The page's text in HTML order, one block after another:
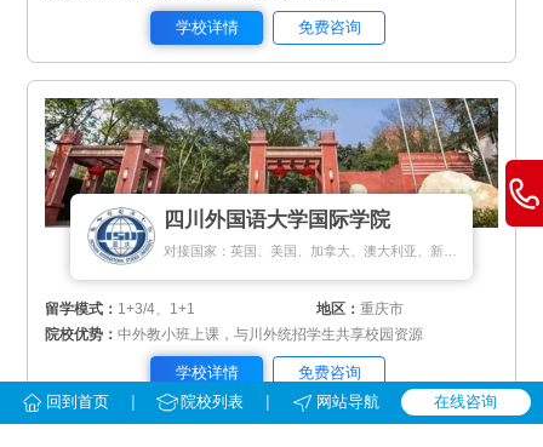
学校详情 免费咨询
四川外国语大学国际学院
对接国家：英国、美国、加拿大、澳大利亚、新西兰、新加坡、荷兰、马来西亚
留学模式： 1+3/4、1+1 地区：重庆市
院校优势：中外教小班上课，与川外统招学生共享校园资源
学校详情 免费咨询
回到首页 | 院校列表 | 网站导航 在线咨询